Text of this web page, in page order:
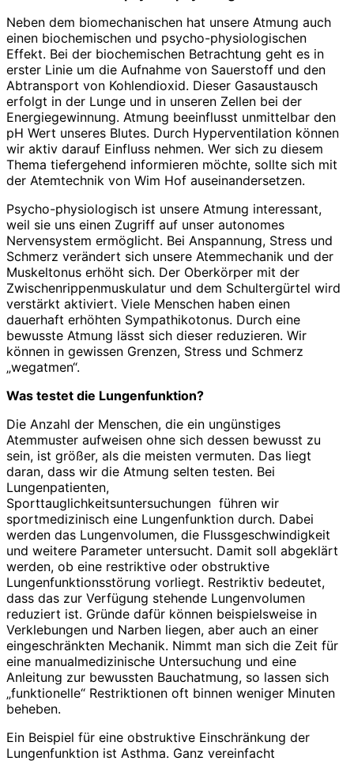
Neben dem biomechanischen hat unsere Atmung auch
einen biochemischen und psycho-physiologischen
Effekt. Bei der biochemischen Betrachtung geht es in
erster Linie um die Aufnahme von Sauerstoff und den
Abtransport von Kohlendioxid. Dieser Gasaustausch
erfolgt in der Lunge und in unseren Zellen bei der
Energiegewinnung. Atmung beeinflusst unmittelbar den
pH Wert unseres Blutes. Durch Hyperventilation können
wir aktiv darauf Einfluss nehmen. Wer sich zu diesem
Thema tiefergehend informieren möchte, sollte sich mit
der Atemtechnik von Wim Hof auseinandersetzen.
Psycho-physiologisch ist unsere Atmung interessant,
weil sie uns einen Zugriff auf unser autonomes
Nervensystem ermöglicht. Bei Anspannung, Stress und
Schmerz verändert sich unsere Atemmechanik und der
Muskeltonus erhöht sich. Der Oberkörper mit der
Zwischenrippenmuskulatur und dem Schultergürtel wird
verstärkt aktiviert. Viele Menschen haben einen
dauerhaft erhöhten Sympathikotonus. Durch eine
bewusste Atmung lässt sich dieser reduzieren. Wir
können in gewissen Grenzen, Stress und Schmerz
„wegatmen“.
Was testet die Lungenfunktion?
Die Anzahl der Menschen, die ein ungünstiges
Atemmuster aufweisen ohne sich dessen bewusst zu
sein, ist größer, als die meisten vermuten. Das liegt
daran, dass wir die Atmung selten testen. Bei
Lungenpatienten,
Sporttauglichkeitsuntersuchungen führen wir
sportmedizinisch eine Lungenfunktion durch. Dabei
werden das Lungenvolumen, die Flussgeschwindigkeit
und weitere Parameter untersucht. Damit soll abgeklärt
werden, ob eine restriktive oder obstruktive
Lungenfunktionsstörung vorliegt. Restriktiv bedeutet,
dass das zur Verfügung stehende Lungenvolumen
reduziert ist. Gründe dafür können beispielsweise in
Verklebungen und Narben liegen, aber auch an einer
eingeschränkten Mechanik. Nimmt man sich die Zeit für
eine manualmedizinische Untersuchung und eine
Anleitung zur bewussten Bauchatmung, so lassen sich
„funktionelle“ Restriktionen oft binnen weniger Minuten
beheben.
Ein Beispiel für eine obstruktive Einschränkung der
Lungenfunktion ist Asthma. Ganz vereinfacht